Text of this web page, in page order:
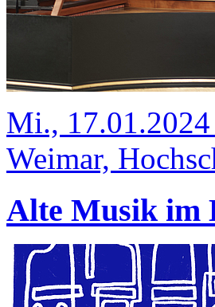
Mi.,
Weimar,
Alte Musik im